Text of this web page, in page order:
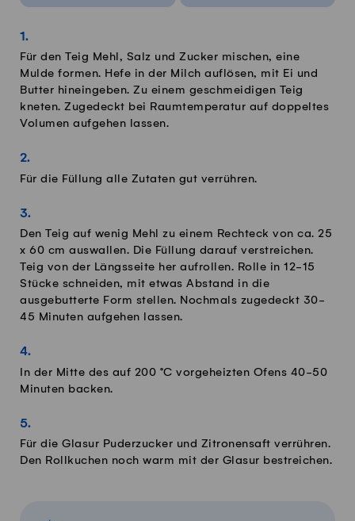
Für den Teig Mehl, Salz und Zucker mischen, eine
Mulde formen. Hefe in der Milch auflösen, mit Ei und
Butter hineingeben. Zu einem geschmeidigen Teig
kneten. Zugedeckt bei Raumtemperatur auf doppeltes
Volumen aufgehen lassen.
Für die Füllung alle Zutaten gut verrühren.
Den Teig auf wenig Mehl zu einem Rechteck von ca. 25
x 60 cm auswallen. Die Füllung darauf verstreichen.
Teig von der Längsseite her aufrollen. Rolle in 12-15
Stücke schneiden, mit etwas Abstand in die
ausgebutterte Form stellen. Nochmals zugedeckt 30-
45 Minuten aufgehen lassen.
In der Mitte des auf 200 °C vorgeheizten Ofens 40-50
Minuten backen.
Für die Glasur Puderzucker und Zitronensaft verrühren.
Den Rollkuchen noch warm mit der Glasur bestreichen.